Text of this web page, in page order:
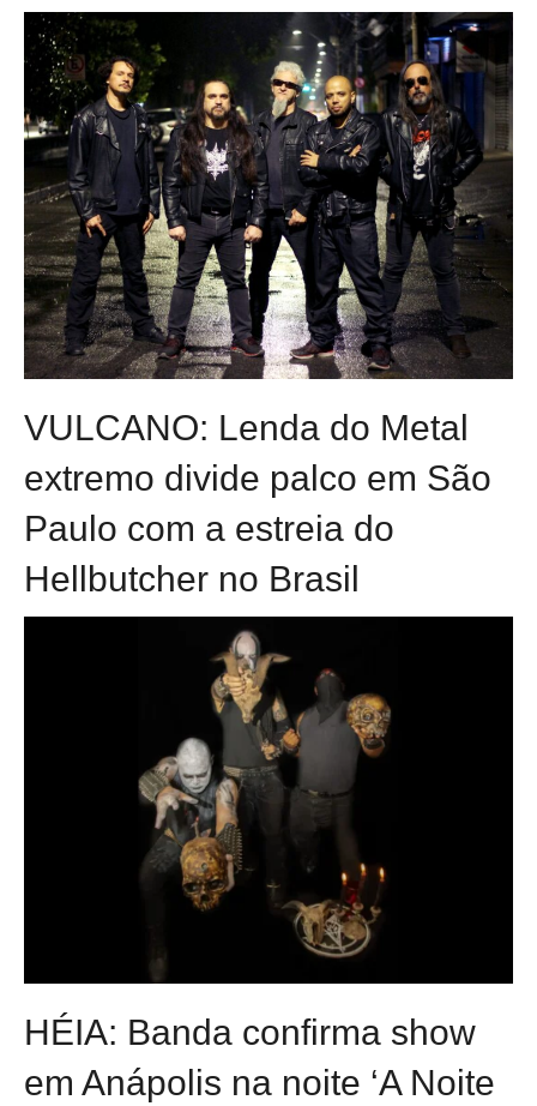
VULCANO: Lenda do Metal
extremo divide palco em São
Paulo com a estreia do
Hellbutcher no Brasil
HÉIA: Banda confirma show
em Anápolis na noite ‘A Noite